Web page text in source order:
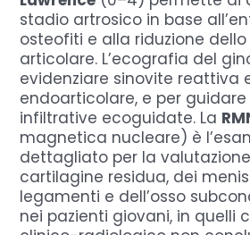
stadio artrosico in base
osteofiti e alla riduzione dello
articolare. L’ecografia del
evidenziare sinovite reattiva
endoarticolare, e per
infiltrative ecoguidate. La
magnetica nucleare) è
dettagliato per la
cartilagine residua, dei
legamenti e dell’osso
nei pazienti giovani, in quelli